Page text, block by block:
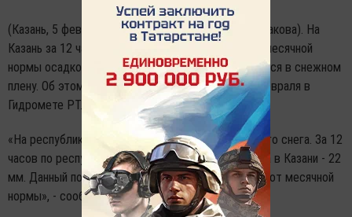
(Казань, 5 февраля, «Татар-информ», Наталья Рыбакова). На
Казань за 12 часов обрушилось 79 процентов от месячной
нормы осадков. Республика продолжает находиться в снежном
плену. Об этом ИА «Татар-информ» сообщили 5 февраля в
Гидромете РТ.
«На республику обрушилось осадки в виде мокрого снега. За 12
часов по республике выпало 10 - 15 мм осадков, а в Казани - 22
мм. Данный показатель составляет 79 процентов от месячной
нормы», - сообщили в Гидромете РТ.